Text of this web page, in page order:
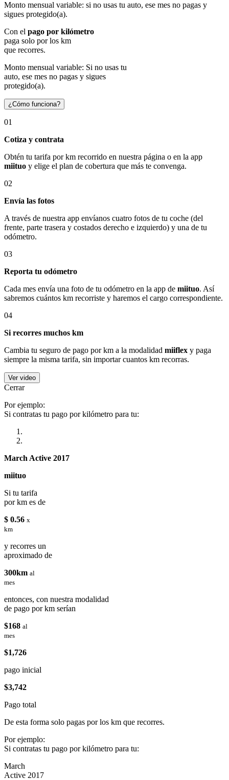
Monto mensual variable: si no usas tu auto, ese mes no pagas y
sigues protegido(a).
Con el pago por kilómetro
paga solo por los km
que recorres.
Monto mensual variable: Si no usas tu
auto, ese mes no pagas y sigues
protegido(a).
¿Cómo funciona?
01
Cotiza y contrata
Obtén tu tarifa por km recorrido en nuestra página o en la app
miituo y elige el plan de cobertura que más te convenga.
02
Envía las fotos
A través de nuestra app envíanos cuatro fotos de tu coche (del
frente, parte trasera y costados derecho e izquierdo) y una de tu
odómetro.
03
Reporta tu odómetro
Cada mes envía una foto de tu odómetro en la app de miituo. Así
sabremos cuántos km recorriste y haremos el cargo correspondiente.
04
Si recorres muchos km
Cambia tu seguro de pago por km a la modalidad miiflex y paga
siempre la misma tarifa, sin importar cuantos km recorras.
Ver video
Cerrar
Por ejemplo:
Si contratas tu pago por kilómetro para tu:
March Active 2017
miituo
Si tu tarifa
por km es de
$ 0.56 x
km
y recorres un
aproximado de
300km al
mes
entonces, con nuestra modalidad
de pago por km serían
$168 al
mes
$1,726
pago inicial
$3,742
Pago total
De esta forma solo pagas por los km que recorres.
Por ejemplo:
Si contratas tu pago por kilómetro para tu:
March
Active 2017